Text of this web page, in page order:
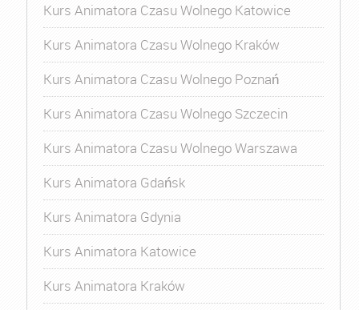
Kurs Animatora Czasu Wolnego Katowice
Kurs Animatora Czasu Wolnego Kraków
Kurs Animatora Czasu Wolnego Poznań
Kurs Animatora Czasu Wolnego Szczecin
Kurs Animatora Czasu Wolnego Warszawa
Kurs Animatora Gdańsk
Kurs Animatora Gdynia
Kurs Animatora Katowice
Kurs Animatora Kraków